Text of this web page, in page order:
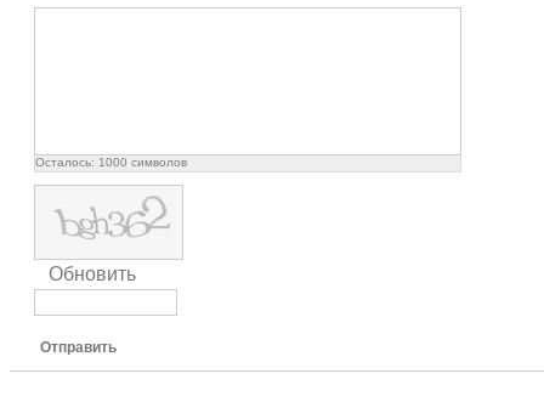
Осталось: 1000 символов
Обновить
Отправить